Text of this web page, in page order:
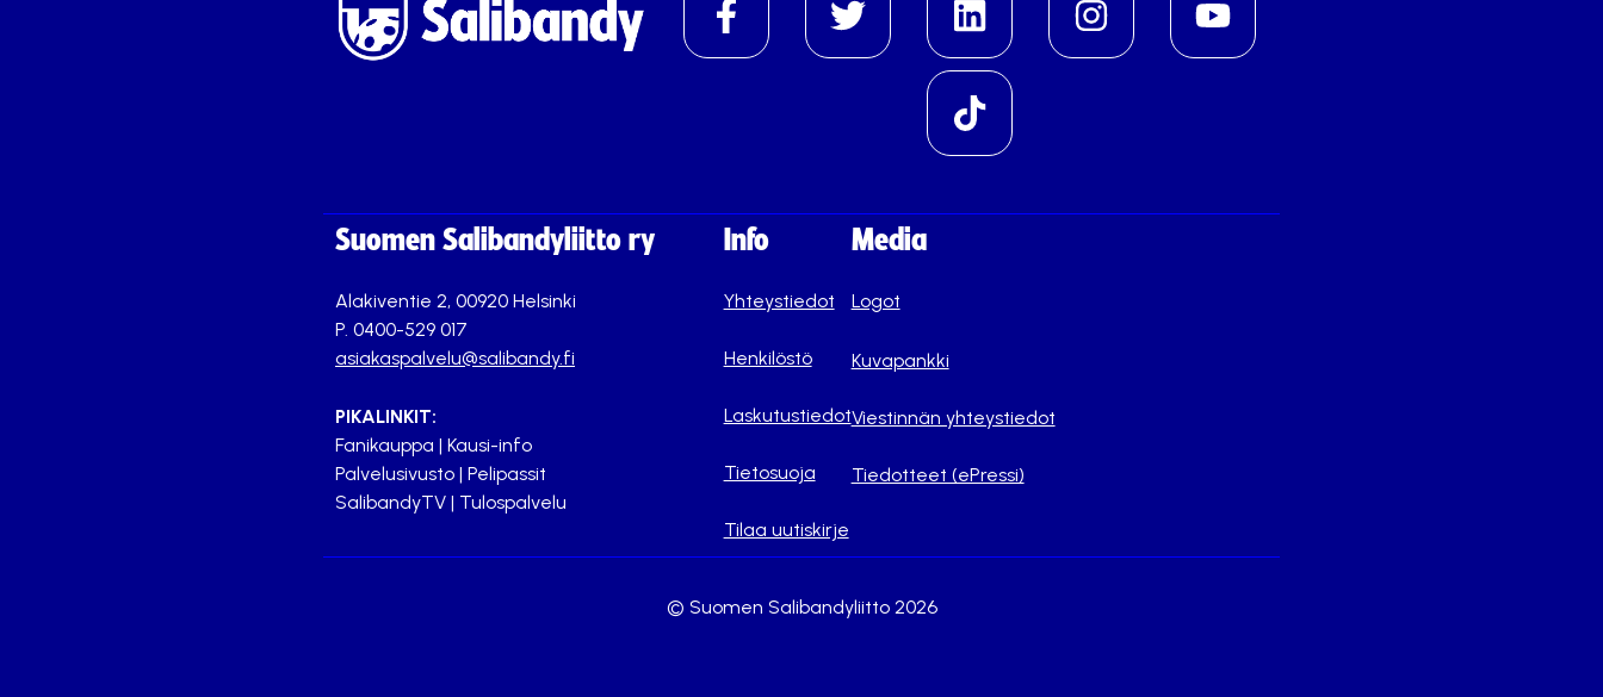
Suomen Salibandyliitto ry
Alakiventie 2, 00920 Helsinki
P. 0400-529 017
asiakaspalvelu@salibandy.fi
PIKALINKIT:
Fanikauppa | Kausi-info
Palvelusivusto | Pelipassit
SalibandyTV | Tulospalvelu
Info
Yhteystiedot
Henkilöstö
Laskutustiedot
Tietosuoja
Tilaa uutiskirje
Media
Logot
Kuvapankki
Viestinnän yhteystiedot
Tiedotteet (ePressi)
© Suomen Salibandyliitto 2026